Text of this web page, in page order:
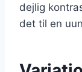
dejlig
det til en